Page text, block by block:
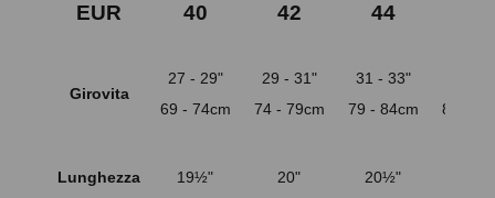
EUR
40
42
44
Girovita
27 - 29"
69 - 74cm
29 - 31"
74 - 79cm
31 - 33"
79 - 84cm
84 -
Lunghezza
19½"
20"
20½"